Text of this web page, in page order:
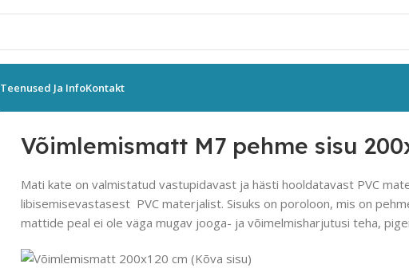
Teenused Ja InfoKontakt
Võimlemismatt M7 pehme sisu
Mati kate on valmistatud vastupidavast ja hästi hooldatavast PVC
libisemisevastasest PVC materjalist. Sisuks on poroloon, mis on
mattide peal ei ole väga mugav jooga- ja võimelmisharjutusi teha,